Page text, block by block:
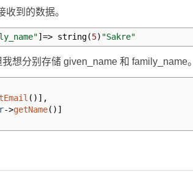
到的数据。
] => string(5) "Sakre"
想分别存储 given_name 和 family_name。
( ) ] ,
->getName( ) ]